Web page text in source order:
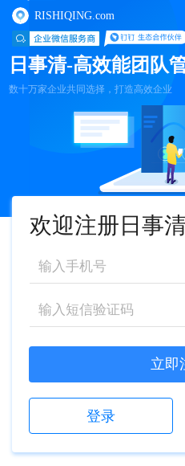
RISHIQING.com
日事清-高效能团队
数十万家企业共同选择，打造高效企业
欢迎注册日事清
立即
登录